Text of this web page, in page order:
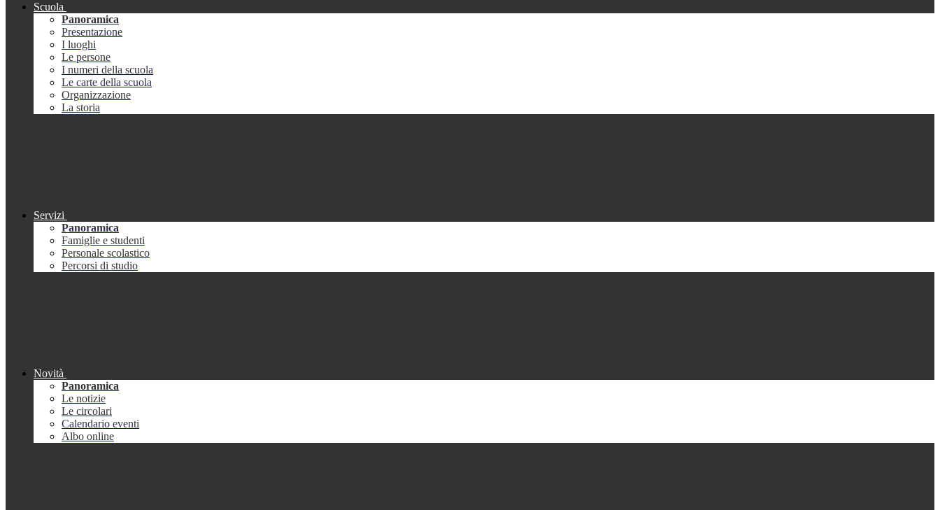
Scuola
Panoramica
Presentazione
I luoghi
Le persone
I numeri della scuola
Le carte della scuola
Organizzazione
La storia
Servizi
Panoramica
Famiglie e studenti
Personale scolastico
Percorsi di studio
Novità
Panoramica
Le notizie
Le circolari
Calendario eventi
Albo online